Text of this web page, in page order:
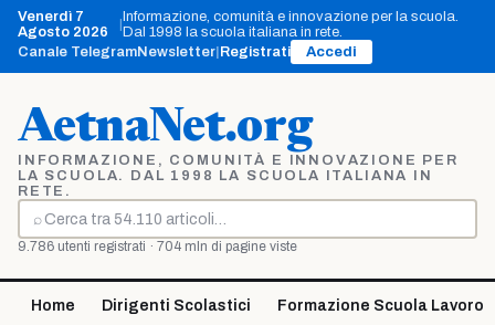
Vai
contenuto
Venerdì 7
Agosto 2026
Informazione, comunità e innovazione per la scuola.
Dal 1998 la scuola italiana in rete.
Canale TelegramNewsletter Registrati Accedi
AetnaNet.org
INFORMAZIONE, COMUNITÀ E INNOVAZIONE PER
LA SCUOLA. DAL 1998 LA SCUOLA ITALIANA IN
RETE.
⌕
Cerca
9.786 utenti registrati · 704 mln di pagine viste
Home Dirigenti Scolastici Formazione Scuola Lavoro